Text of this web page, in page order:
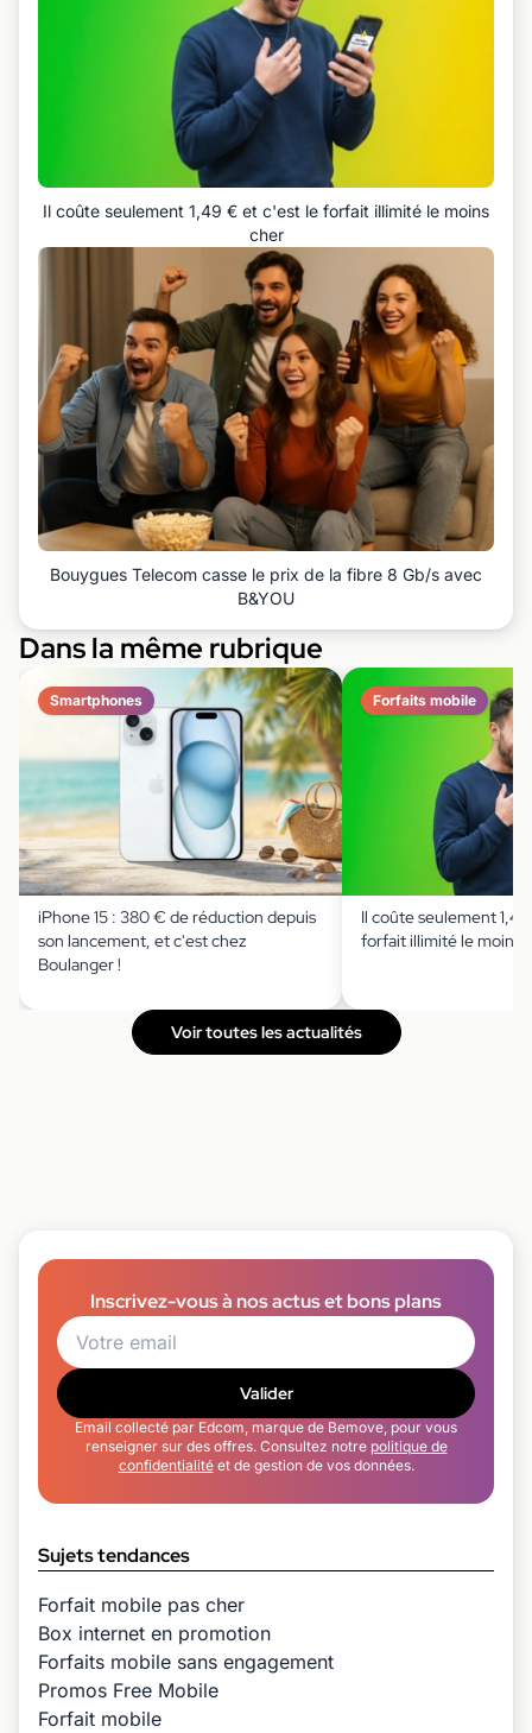
Il coûte seulement 1,49 € et c'est le forfait illimité le moins
cher
Bouygues Telecom casse le prix de la fibre 8 Gb/s avec
B&YOU
Dans la même rubrique
Smartphones
iPhone 15 : 380 € de réduction depuis
son lancement, et c'est chez
Boulanger !
Forfaits mobile
Il coûte seulement
forfait illimité le moins
Voir toutes les actualités
Inscrivez-vous à nos actus et bons plans
Valider
Email collecté par Edcom, marque de Bemove, pour vous
renseigner sur des offres. Consultez notre politique de
confidentialitéet de gestion de vos données.
Sujets tendances
Forfait mobile pas cher
Box internet en promotion
Forfaits mobile sans engagement
Promos Free Mobile
Forfait mobile